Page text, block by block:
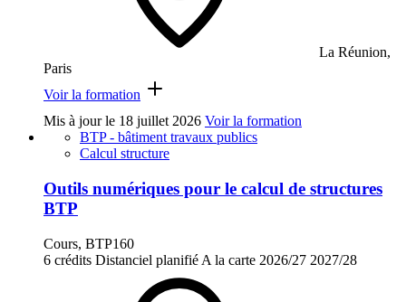
La Réunion,
Paris
Voir la formation
Mis à jour le 18 juillet 2026 Voir la formation
BTP - bâtiment travaux publics
Calcul structure
Outils numériques pour le calcul de structures
BTP
Cours, BTP160
6 crédits Distanciel planifié A la carte 2026/27 2027/28